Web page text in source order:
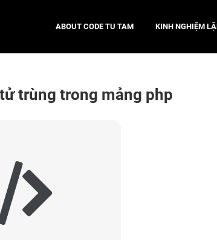
ABOUT CODE TU TAM KINH NGHIỆM
trùng trong mảng php